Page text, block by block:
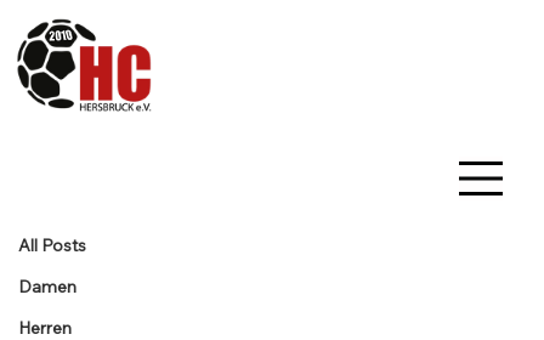
All Posts
Damen
Herren
HC Forchheim II vs. HC Herren 30:36
(16:18)
Aktualisiert: